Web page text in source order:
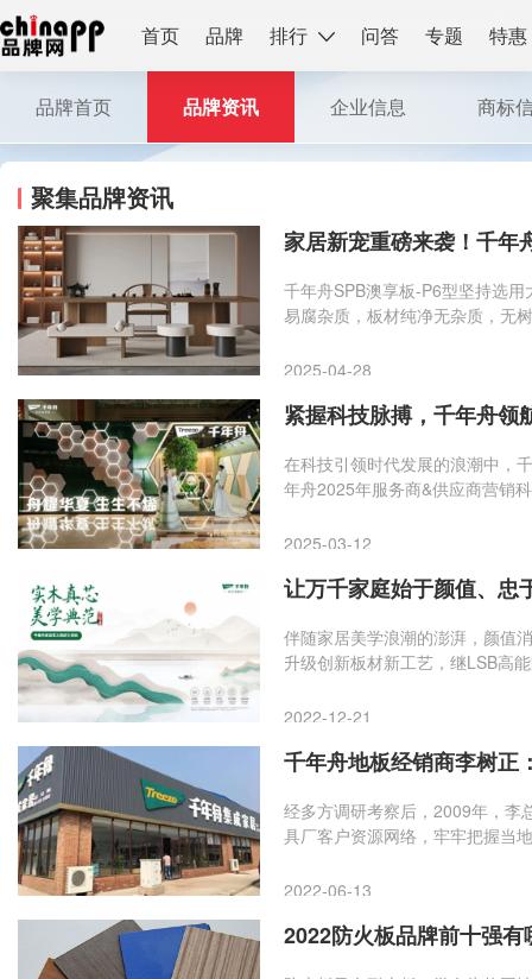
首页 品牌 排行 问答 专题 特惠
品牌首页 品牌资讯 企业信息 商标
聚集品牌资讯
家居新宠重磅来袭！千年
千年舟SPB澳享板-P6型坚持选
易腐杂质，板材纯净无杂质，无
享板-P6型的惊艳上市，是千年
2025-04-28
紧握科技脉搏，千年舟领
在科技引领时代发展的浪潮中，
年舟2025年服务商&供应商营销
2025-03-12
让万千家庭始于颜值、
伴随家居美学浪潮的澎湃，颜值
升级创新板材新工艺，继LSB高
2022-12-21
千年舟地板经销商李树正
经多方调研考察后，2009年，李
具厂客户资源网络，牢牢把握当
2022-06-13
2022防火板品牌前十强有